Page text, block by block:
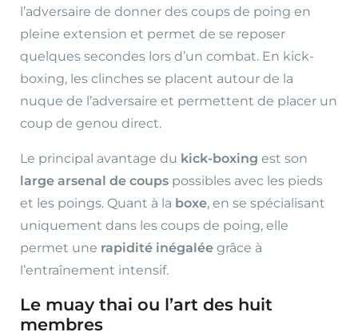
l’adversaire de donner des coups de poing en
pleine extension et permet de se reposer
quelques secondes lors d’un combat. En kick-
boxing, les clinches se placent autour de la
nuque de l’adversaire et permettent de placer un
coup de genou direct.
Le principal avantage du kick-boxing est son
large arsenal de coups possibles avec les pieds
et les poings. Quant à la boxe, en se spécialisant
uniquement dans les coups de poing, elle
permet une rapidité inégalée grâce à
l’entraînement intensif.
Le muay thai ou l’art des huit
membres